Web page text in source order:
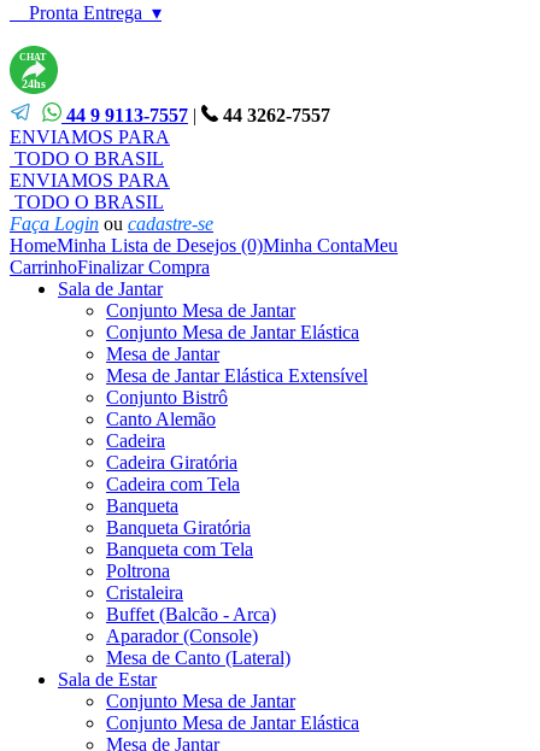
Pronta Entrega ▾
CHAT
24hs
44 9 9113-7557 |
44 3262-7557
ENVIAMOS PARA
TODO O BRASIL
ENVIAMOS PARA
TODO O BRASIL
Faça Login ou cadastre-se
HomeMinha Lista de Desejos (0)Minha ContaMeu
CarrinhoFinalizar Compra
Sala de Jantar
Conjunto Mesa de Jantar
Conjunto Mesa de Jantar Elástica
Mesa de Jantar
Mesa de Jantar Elástica Extensível
Conjunto Bistrô
Canto Alemão
Cadeira
Cadeira Giratória
Cadeira com Tela
Banqueta
Banqueta Giratória
Banqueta com Tela
Poltrona
Cristaleira
Buffet (Balcão - Arca)
Aparador (Console)
Mesa de Canto (Lateral)
Sala de Estar
Conjunto Mesa de Jantar
Conjunto Mesa de Jantar Elástica
Mesa de Jantar